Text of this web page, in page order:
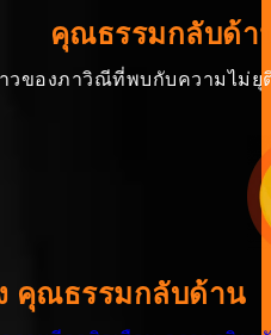
คุณธรรมกลับด้า
าวของภาวิณีที่พบกับความไม่
คุณธรรมกลับด้าน